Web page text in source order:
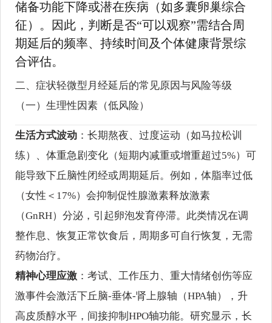
储备功能下降或潜在疾病（如多囊卵巢综合
征）。因此，判断是否“可以观察”需结合周
期延后的频率、持续时间及个体健康背景综
合评估。
二、症状轻微型月经延后的常见原因与风险等级
（一）生理性因素（低风险）
生活方式波动 ：长期熬夜、过度运动（如马拉松训
练）、体重急剧变化（短期内减重或增重超过5%）可
能导致下丘脑性闭经或周期延后。例如，体脂率过低
（女性＜17%）会抑制促性腺激素释放激素
（GnRH）分泌，引起卵泡发育停滞。此类情况在调
整作息、恢复正常饮食后，周期多可自行恢复，无需
药物治疗。
精神心理应激 ：考试、工作压力、重大情绪创伤等应
激事件会激活下丘脑-垂体-肾上腺轴（HPA轴），升
高皮质醇水平，间接抑制HPO轴功能。研究显示，长